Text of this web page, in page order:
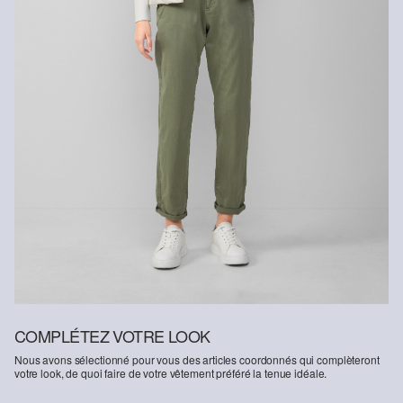
COMPLÉTEZ VOTRE LOOK
Nous avons sélectionné pour vous des articles coordonnés qui complèteront
votre look, de quoi faire de votre vêtement préféré la tenue idéale.